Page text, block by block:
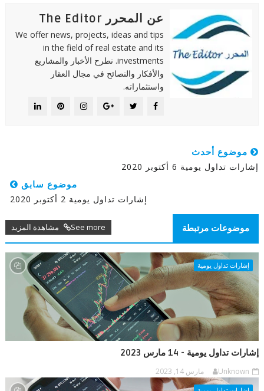
عن المحرر The Editor
We offer news, projects, ideas and tips
in the field of real estate and its
investments. نطرح الأخبار والمشاريع
والأفكار والنصائح في مجال العقار
واستثماراته.
موضوع أحدث
إشارات تداول يومية 6 أكتوبر 2020
موضوع سابق
إشارات تداول يومية 2 أكتوبر 2020
موضوعات مرتبطة See more مشاهدة المزيد
إشارات تداول يومية
إشارات تداول يومية - 14 مارس 2023
Unknown مارس 14, 2023